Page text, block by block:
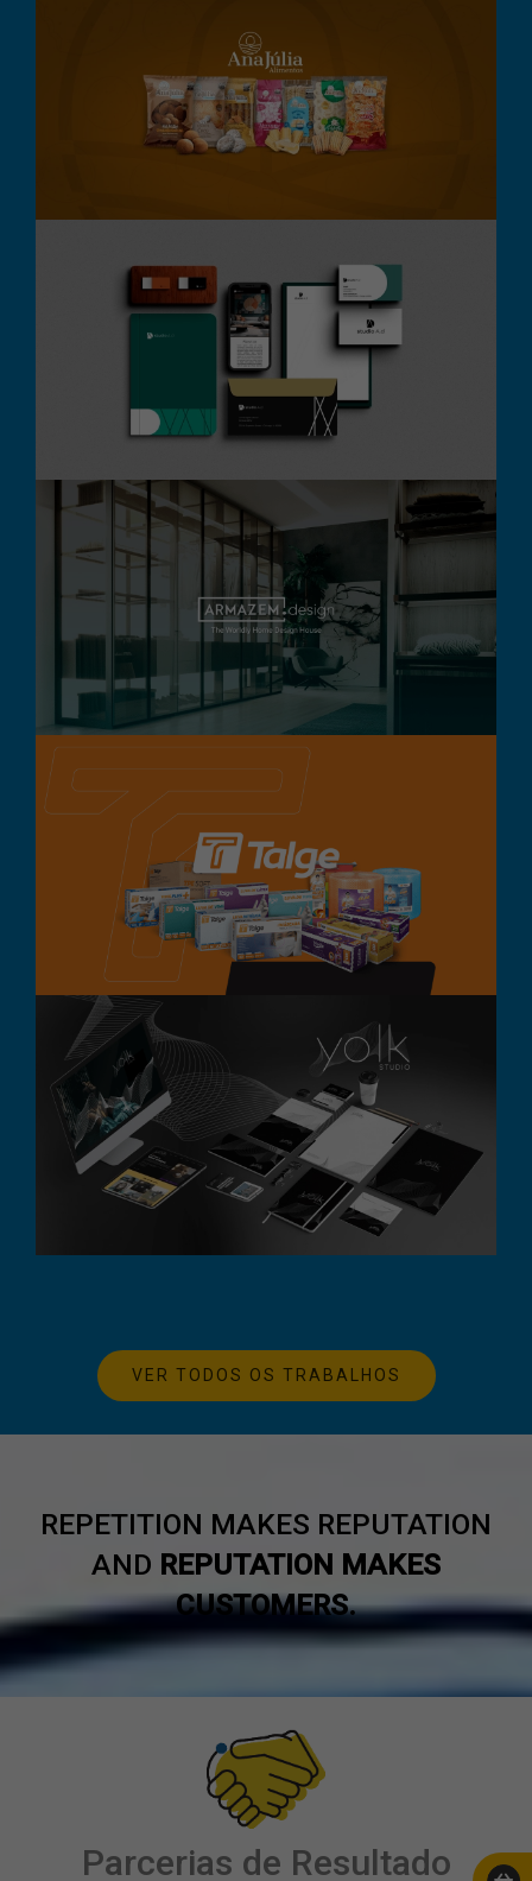
Embalagens Ana Júlia
Alimentos
Branding Design Gráfico Embalagem
Studio A.d
Design Gráfico Destaque
Armazem Design
Branding Design Gráfico Destaque Digital
Talge
Branding Design Gráfico Destaque Digital Embalagem
Yolk Studio
Branding Design Gráfico Destaque Digital
VER TODOS OS TRABALHOS
REPETITION MAKES REPUTATION
AND REPUTATION MAKES
CUSTOMERS.
Parcerias de Resultado